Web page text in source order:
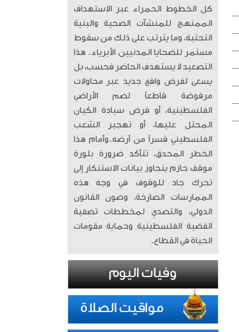
كل الخطوط الحمراء عبر الاستهداف
الممنهج للمنشآت الصحية والبنية
التحتية، وما يترتب على ذلك من سقوط
مستمر للضحايا المدنيين الأبرياء. ​ هذا
التصعيد لا يستهدف الحاضر فحسب، بل
يسعى لفرض واقع جديد عبر محاولات
مرفوضة قاطعاً لضم الأراضي
الفلسطينية، أو فرض سيادة الكيان
المحتل عليها، أو تهجير الشعب
الفلسطيني قسراً من أرضه. ​وأمام هذا
الخطر المحدق، تتأكد ضرورة بلورة
موقف حازم يتجاوز بيانات الاستنكار إلى
تحرك جاد للوقوف في وجه هذه
الممارسات الصارخة، وصون القانون
الدولي، والتصدي لمخططات تصفية
القضية الفلسطينية وحماية مقومات
الحياة في القطاع.